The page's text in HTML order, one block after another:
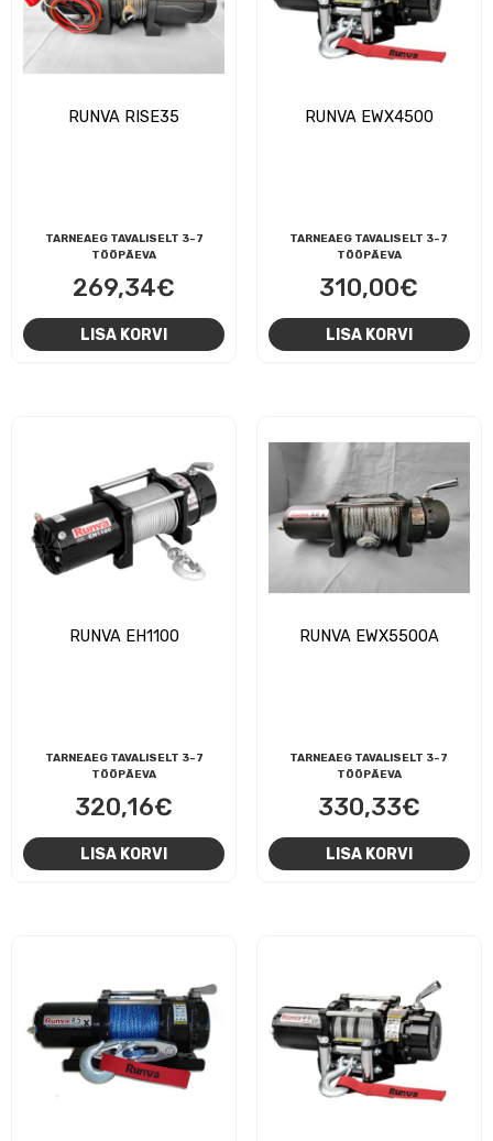
RUNVA RISE35
TARNEAEG TAVALISELT 3-7
TÖÖPÄEVA
269,34€
LISA KORVI
RUNVA EWX4500
TARNEAEG TAVALISELT 3-7
TÖÖPÄEVA
310,00€
LISA KORVI
RUNVA EH1100
TARNEAEG TAVALISELT 3-7
TÖÖPÄEVA
320,16€
LISA KORVI
RUNVA EWX5500A
TARNEAEG TAVALISELT 3-7
TÖÖPÄEVA
330,33€
LISA KORVI